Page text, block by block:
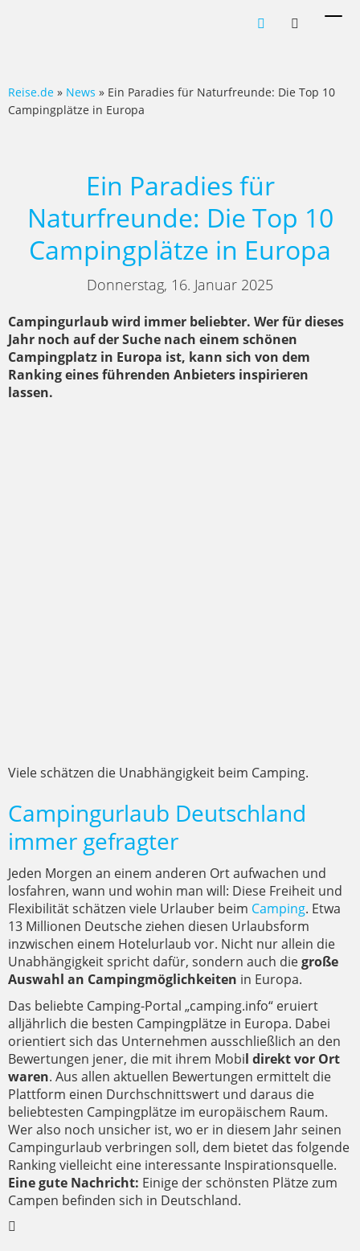
Reise.de » News » Ein Paradies für Naturfreunde: Die Top 10
Campingplätze in Europa
Ein Paradies für
Naturfreunde: Die Top 10
Campingplätze in Europa
Donnerstag, 16. Januar 2025
Campingurlaub wird immer beliebter. Wer für dieses
Jahr noch auf der Suche nach einem schönen
Campingplatz in Europa ist, kann sich von dem
Ranking eines führenden Anbieters inspirieren
lassen.
Viele schätzen die Unabhängigkeit beim Camping.
Campingurlaub Deutschland
immer gefragter
Jeden Morgen an einem anderen Ort aufwachen und
losfahren, wann und wohin man will: Diese Freiheit und
Flexibilität schätzen viele Urlauber beim Camping. Etwa
13 Millionen Deutsche ziehen diesen Urlaubsform
inzwischen einem Hotelurlaub vor. Nicht nur allein die
Unabhängigkeit spricht dafür, sondern auch diegroße
Auswahl an Campingmöglichkeiten in Europa.
Das beliebte Camping-Portal „camping.info“ eruiert
alljährlich die besten Campingplätze in Europa. Dabei
orientiert sich das Unternehmen ausschließlich an den
Bewertungen jener, die mit ihrem Mobil direkt vor Ort
waren. Aus allen aktuellen Bewertungen ermittelt die
Plattform einen Durchschnittswert und daraus die
beliebtesten Campingplätze im europäischem Raum.
Wer also noch unsicher ist, wo er in diesem Jahr seinen
Campingurlaub verbringen soll, dem bietet das folgende
Ranking vielleicht eine interessante Inspirationsquelle.
Eine gute Nachricht: Einige der schönsten Plätze zum
Campen befinden sich in Deutschland.